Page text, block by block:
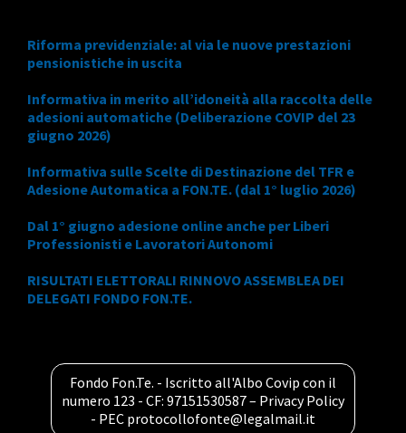
Riforma previdenziale: al via le nuove prestazioni
pensionistiche in uscita
Informativa in merito all’idoneità alla raccolta delle
adesioni automatiche (Deliberazione COVIP del 23
giugno 2026)
Informativa sulle Scelte di Destinazione del TFR e
Adesione Automatica a FON.TE. (dal 1° luglio 2026)
Dal 1° giugno adesione online anche per Liberi
Professionisti e Lavoratori Autonomi
RISULTATI ELETTORALI RINNOVO ASSEMBLEA DEI
DELEGATI FONDO FON.TE.
Fondo Fon.Te. - Iscritto all'Albo Covip con il
numero 123 - CF: 97151530587 – Privacy Policy
- PEC protocollofonte@legalmail.it